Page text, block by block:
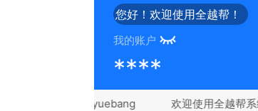
您好！欢迎使用全越帮！
我的账户
****
议微信：quanyuebang